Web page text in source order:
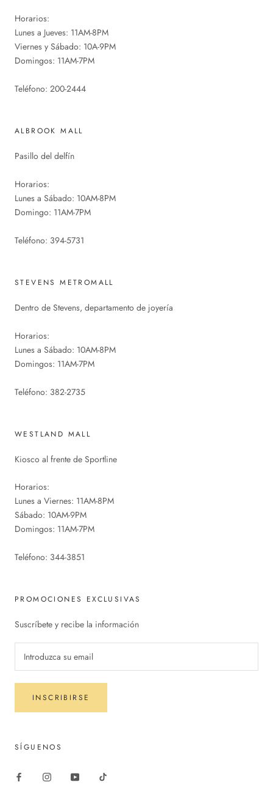
Horarios:
Lunes a Jueves: 11AM-8PM
Viernes y Sábado: 10A-9PM
Domingos: 11AM-7PM
Teléfono: 200-2444
ALBROOK MALL
Pasillo del delfín
Horarios:
Lunes a Sábado: 10AM-8PM
Domingo: 11AM-7PM
Teléfono: 394-5731
STEVENS METROMALL
Dentro de Stevens, departamento de joyería
Horarios:
Lunes a Sábado: 10AM-8PM
Domingos: 11AM-7PM
Teléfono: 382-2735
WESTLAND MALL
Kiosco al frente de Sportline
Horarios:
Lunes a Viernes: 11AM-8PM
Sábado: 10AM-9PM
Domingos: 11AM-7PM
Teléfono: 344-3851
PROMOCIONES EXCLUSIVAS
Suscríbete y recibe la información
INSCRIBIRSE
SÍGUENOS